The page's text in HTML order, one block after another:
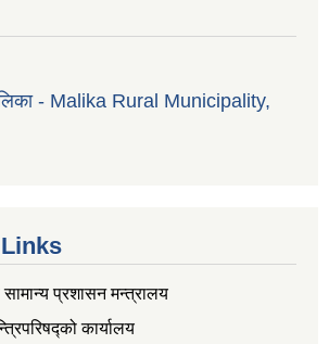
- Malika Rural Municipality,
प्रशासन मन्त्रालय
कार्यालय